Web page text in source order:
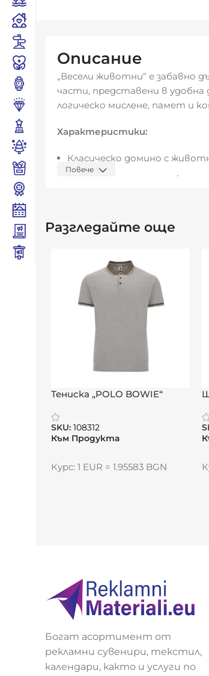
Описание
„Весели животни“ е забавно
части, представени в удобна
логическо мислене, памет и
Характеристики:
Класическо домино с
28 дървени части с
Изработено от естествен
Размери на продукта:
Видяна от:
Повече
Разгледайте още
Тениска „POLO BOWIE“
SKU: 108312
Към Продукта
Курс: 1 EUR = 1.95583 BGN
Богат асортимент от
рекламни сувенири, текстил,
календари, както и услуги по